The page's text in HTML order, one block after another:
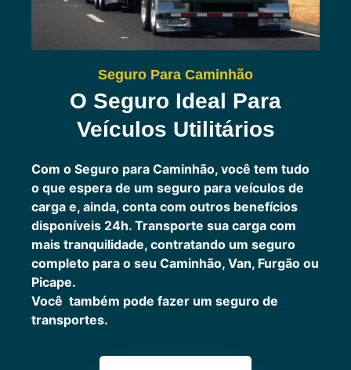
Seguro Para Caminhão
O Seguro Ideal Para
Veículos Utilitários
Com o Seguro para Caminhão, você tem tudo
o que espera de um seguro para veículos de
carga e, ainda, conta com outros benefícios
disponíveis 24h. Transporte sua carga com
mais tranquilidade, contratando um seguro
completo para o seu Caminhão, Van, Furgão ou
Picape.
Você também pode fazer um seguro de
transportes.